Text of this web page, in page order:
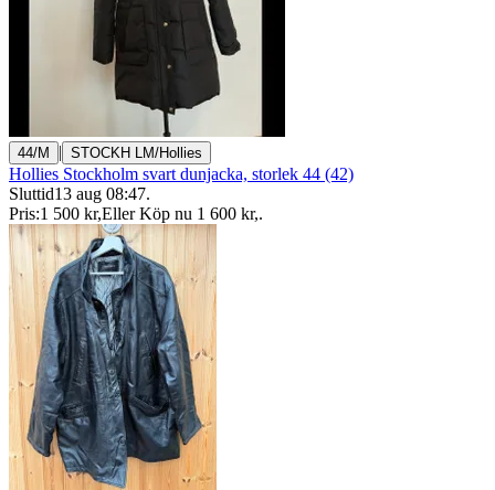
44/M | STOCKH LM/Hollies
Hollies Stockholm svart dunjacka, storlek 44 (42)
Sluttid13 aug 08:47.
Pris:1 500 kr,Eller Köp nu 1 600 kr,.